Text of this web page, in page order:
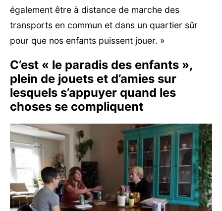
également être à distance de marche des
transports en commun et dans un quartier sûr
pour que nos enfants puissent jouer. »
C’est « le paradis des enfants »,
plein de jouets et d’amies sur
lesquels s’appuyer quand les
choses se compliquent